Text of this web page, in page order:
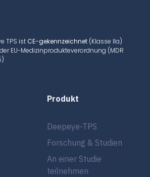
TPS istCE-gekennzeichnet(Klasse IIa)
EU-Medizinprodukteverordnung (MDR
Produkt
Deepeye-TPS
Forschung & Studien
An einer Studie
teilnehmen